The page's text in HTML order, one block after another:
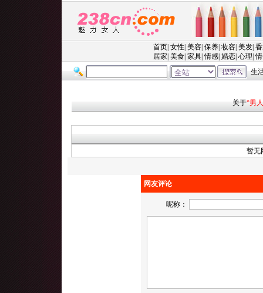
关于“男
暂无
网友评论
呢称：